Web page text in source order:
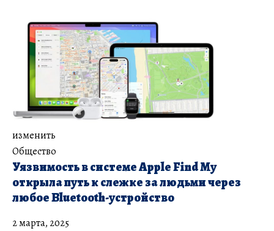
изменить
Общество
Уязвимость в системе Apple Find My
открыла путь к слежке за людьми через
любое Bluetooth-устройство
2 марта, 2025